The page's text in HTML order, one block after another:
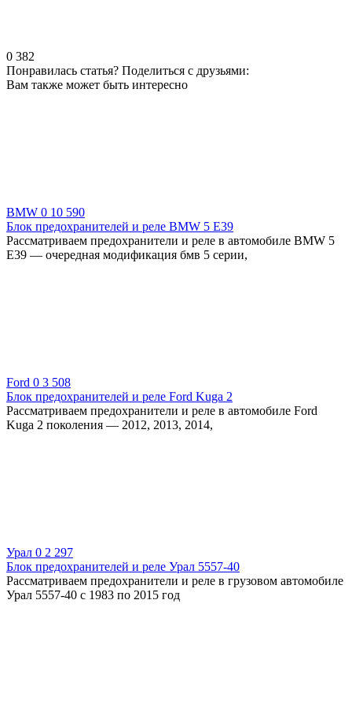
0 382
Понравилась статья? Поделиться с друзьями:
Вам также может быть интересно
BMW 0 10 590
Блок предохранителей и реле BMW 5 E39
Рассматриваем предохранители и реле в автомобиле BMW 5
E39 — очередная модификация бмв 5 серии,
Ford 0 3 508
Блок предохранителей и реле Ford Kuga 2
Рассматриваем предохранители и реле в автомобиле Ford
Kuga 2 поколения — 2012, 2013, 2014,
Урал 0 2 297
Блок предохранителей и реле Урал 5557-40
Рассматриваем предохранители и реле в грузовом автомобиле
Урал 5557-40 с 1983 по 2015 год